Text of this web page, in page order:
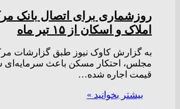
روزشماری برای اتصال بانک
املاک و اسکان از ۱۵ تیر ماه
به گزارش کاوک نیوز طبق گزارشات
مجلس، احتکار مسکن باعث سرمایه‌ای
قیمت اجاره شده…
بیشتر بخوانید »